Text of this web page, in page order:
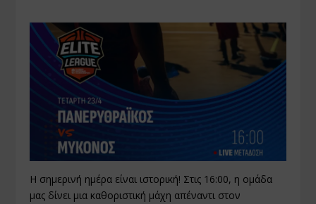
Η σημερινή ημέρα είναι ιστορική! Στις 16:00, η ομάδα
μας δίνει μια καθοριστική μάχη απέναντι στον